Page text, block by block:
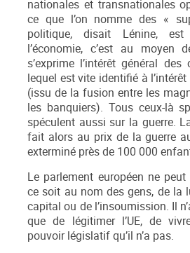
nationales et transnationales
ce que l’on nomme des «
politique, disait Lénine,
l’économie, c’est au moyen
s’exprime l’intérêt général des
lequel est vite identifié à
(issu de la fusion entre les
les banquiers). Tous ceux-là
spéculent aussi sur la guerre.
fait alors au prix de la guerre
exterminé près de 100 000
Le parlement européen ne
ce soit au nom des gens, de la
capital ou de l’insoumission. Il
que de légitimer l’UE, de
pouvoir législatif qu’il n’a pas.